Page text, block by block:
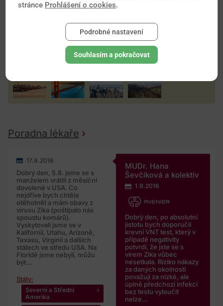
Poradna lékaře
17.8.2016
Dobrý den, 5.8. jsme se s
manželem vrátili z měsíční
dovolené v USA. Co
nejdříve bych chtěla
otěhotnět a mám obavy z
virusu Zika (poštípalo nás
spoustu komárů).
Vyskytovali jsme se v
Kalifornii, Utahu, Arizoně,
Texasu, Virginii a dalších
státech ve středu USA. Na
Floridě jsme nebyli, můžu
být...
Státy:
Severní a Střední
Amerika
MUDr. Hana
Ševčíková a kolektiv
1.9.2016
Dobrý den, po absolutní
jistotu bych doporučil
krevní VNT test, který v
případě negativity
potvrdí, že jste se s
virem Zika vůbec
nesetkala. Riziko nákazy
za daných okolností
považuji za nízké, ale
úplně předchozí infekci
bez testu vyloučit
nelze...
stránce Prohlášení o cookies.
Podrobné nastavení
Souhlasím a pokračovat